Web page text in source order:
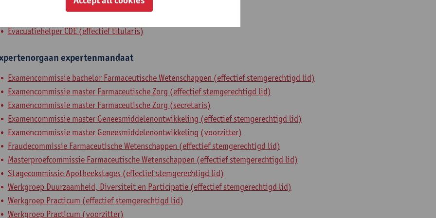
sociaal mandaat
Evacuatiehelper CDE (effectief titularis)
expertenmandaat
Examencommissie bachelor Farmaceutische Wetenschappen (effectief stemgerechtigd lid)
Examencommissie master Farmaceutische Zorg (effectief stemgerechtigd lid)
Examencommissie master Farmaceutische Zorg (secretaris)
Examencommissie master Geneesmiddelenontwikkeling (effectief stemgerechtigd lid)
Examencommissie master Geneesmiddelenontwikkeling (voorzitter)
Fraudecommissie Farmaceutische Wetenschappen (effectief stemgerechtigd lid)
Masterproefcommissie Farmaceutische Wetenschappen (effectief stemgerechtigd lid)
Stagecommissie Apotheekstages (effectief stemgerechtigd lid)
Werkgroep Duurzaamheid, Diversiteit en Participatie (effectief stemgerechtigd lid)
Werkgroep Practicum (effectief stemgerechtigd lid)
Werkgroep Practicum (voorzitter)